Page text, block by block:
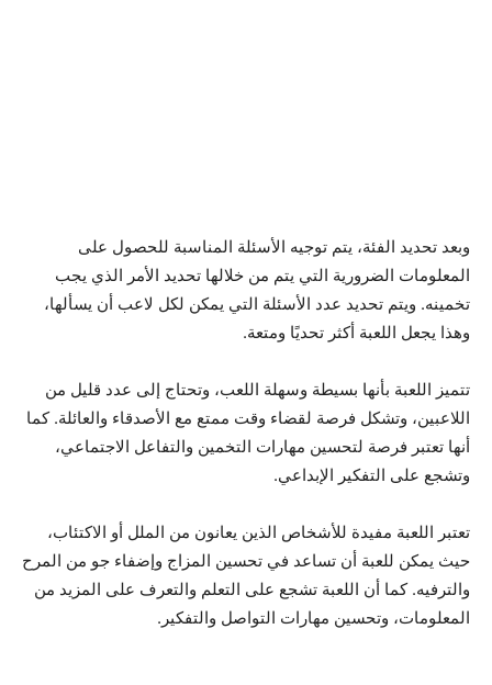
وبعد تحديد الفئة، يتم توجيه الأسئلة المناسبة للحصول على
المعلومات الضرورية التي يتم من خلالها تحديد الأمر الذي يجب
تخمينه. ويتم تحديد عدد الأسئلة التي يمكن لكل لاعب أن يسألها،
وهذا يجعل اللعبة أكثر تحديًا ومتعة.
تتميز اللعبة بأنها بسيطة وسهلة اللعب، وتحتاج إلى عدد قليل من
اللاعبين، وتشكل فرصة لقضاء وقت ممتع مع الأصدقاء والعائلة. كما
أنها تعتبر فرصة لتحسين مهارات التخمين والتفاعل الاجتماعي،
وتشجع على التفكير الإبداعي.
تعتبر اللعبة مفيدة للأشخاص الذين يعانون من الملل أو الاكتئاب،
حيث يمكن للعبة أن تساعد في تحسين المزاج وإضفاء جو من المرح
والترفيه. كما أن اللعبة تشجع على التعلم والتعرف على المزيد من
المعلومات، وتحسين مهارات التواصل والتفكير.